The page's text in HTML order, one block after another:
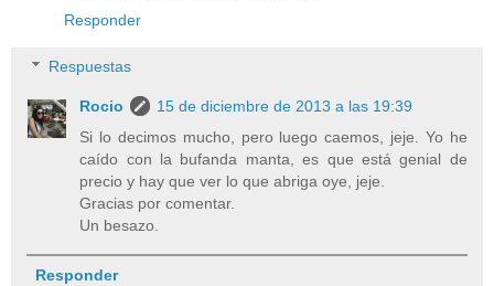
Responder
Respuestas
Rocio
15 de diciembre de 2013 a las 19:39
Si lo decimos mucho, pero luego caemos, jeje. Yo he
caído con la bufanda manta, es que está genial de
precio y hay que ver lo que abriga oye, jeje.
Gracias por comentar.
Un besazo.
Responder